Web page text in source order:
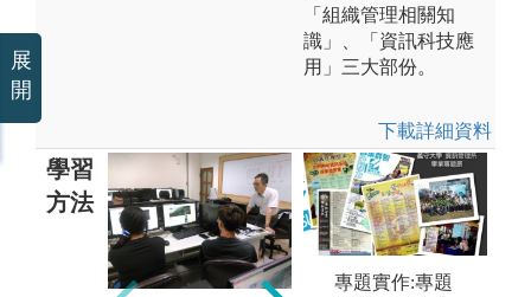
「組織管理相關知
識」、「資訊科技應
用」三大部份。
下載詳細資料
學習
方法
個案分析或研
專題實作:專題
展
開